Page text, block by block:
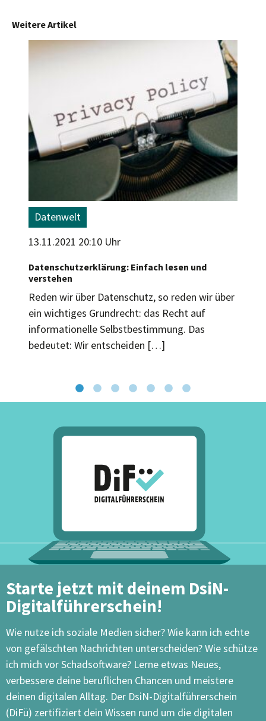
Weitere Artikel
Datenwelt
13.11.2021 20:10 Uhr
Datenschutzerklärung: Einfach lesen und
verstehen
Reden wir über Datenschutz, so reden wir über
ein wichtiges Grundrecht: das Recht auf
informationelle Selbstbestimmung. Das
bedeutet: Wir entscheiden […]
Starte jetzt mit deinem DsiN-
Digitalführerschein!
Wie nutze ich soziale Medien sicher? Wie kann ich echte
von gefälschten Nachrichten unterscheiden? Wie schütze
ich mich vor Schadsoftware? Lerne etwas Neues,
verbessere deine beruflichen Chancen und meistere
deinen digitalen Alltag. Der DsiN-Digitalführerschein
(DiFü) zertifiziert dein Wissen rund um die digitalen